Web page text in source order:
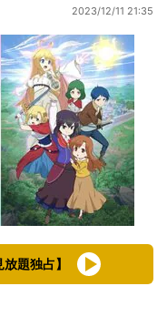
2023/12/11 21:35
題独占】